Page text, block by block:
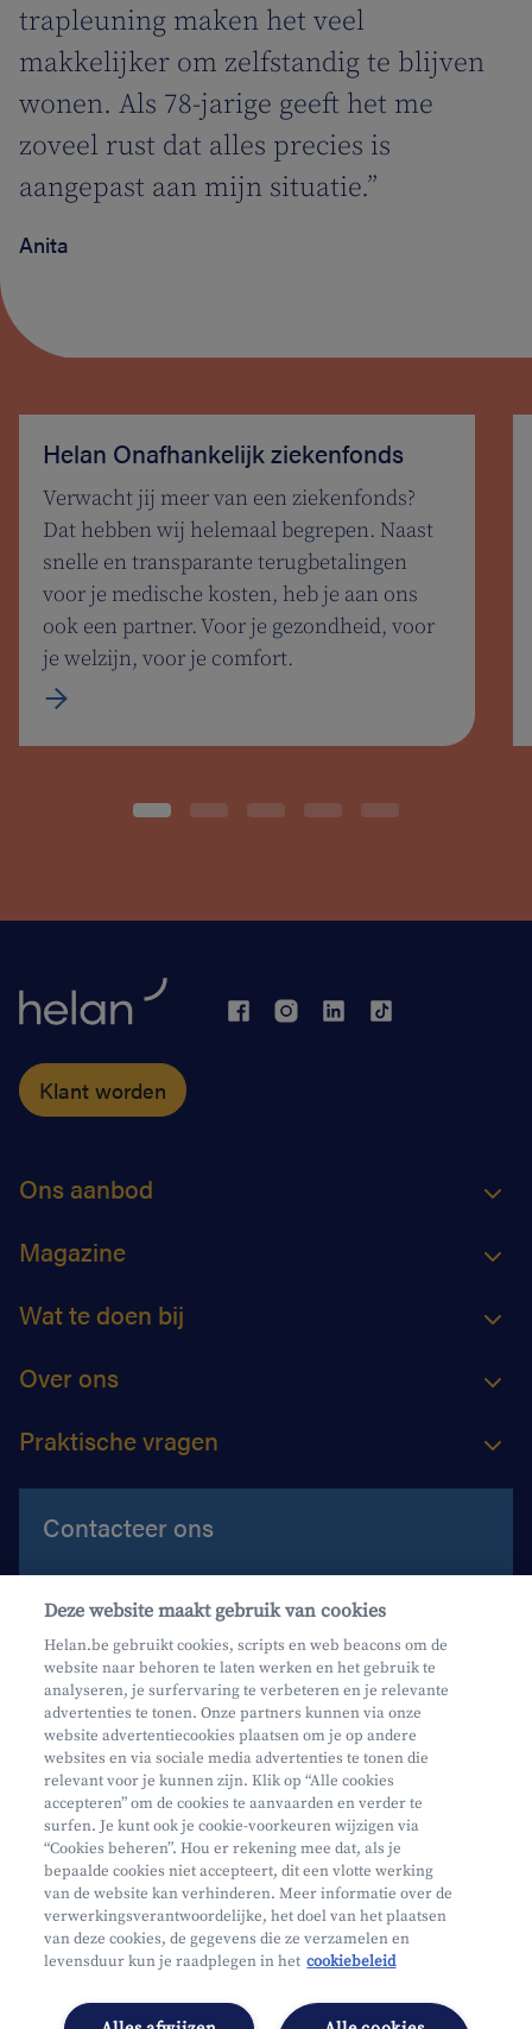
trapleuning maken het veel
makkelijker om zelfstandig te blijven
wonen. Als 78-jarige geeft het me
zoveel rust dat alles precies is
aangepast aan mijn situatie.”
Anita
Helan Onafhankelijk ziekenfonds
Verwacht jij meer van een ziekenfonds?
Dat hebben wij helemaal begrepen. Naast
snelle en transparante terugbetalingen
voor je medische kosten, heb je aan ons
ook een partner. Voor je gezondheid, voor
je welzijn, voor je comfort.
Klant worden
Ons aanbod
Magazine
Wat te doen bij
Over ons
Praktische vragen
Contacteer ons
Contacteer ons
Maak een afspraak
Waar vind je ons?
Mifid
Privacy
Juridische info
Onderworpen aan de controle van CDZ
Toegankelijkheidsverklaring
Deze website maakt gebruik van cookies
Helan.be gebruikt cookies, scripts en web beacons om de
website naar behoren te laten werken en het gebruik te
analyseren, je surfervaring te verbeteren en je relevante
advertenties te tonen. Onze partners kunnen via onze
website advertentiecookies plaatsen om je op andere
websites en via sociale media advertenties te tonen die
relevant voor je kunnen zijn. Klik op “Alle cookies
accepteren” om de cookies te aanvaarden en verder te
surfen. Je kunt ook je cookie-voorkeuren wijzigen via
“Cookies beheren”. Hou er rekening mee dat, als je
bepaalde cookies niet accepteert, dit een vlotte werking
van de website kan verhinderen. Meer informatie over de
verwerkingsverantwoordelijke, het doel van het plaatsen
van deze cookies, de gegevens die ze verzamelen en
levensduur kun je raadplegen in het cookiebeleid